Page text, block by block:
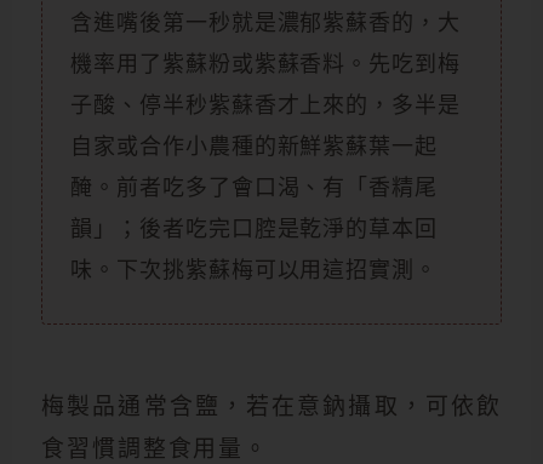
含進嘴後第一秒就是濃郁紫蘇香的，大
機率用了紫蘇粉或紫蘇香料。先吃到梅
子酸、停半秒紫蘇香才上來的，多半是
自家或合作小農種的新鮮紫蘇葉一起
醃。前者吃多了會口渴、有「香精尾
韻」；後者吃完口腔是乾淨的草本回
味。下次挑紫蘇梅可以用這招實測。
梅製品通常含鹽，若在意鈉攝取，可依飲
食習慣調整食用量。